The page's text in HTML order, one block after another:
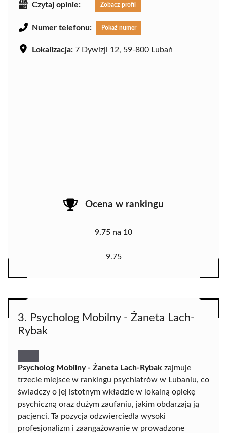
Czytaj opinie: Zobacz profil
Numer telefonu: Pokaż numer
Lokalizacja: 7 Dywizji 12, 59-800 Lubań
Ocena w rankingu
9.75 na 10
9.75
3. Psycholog Mobilny - Żaneta Lach-
Rybak
Psycholog Mobilny - Żaneta Lach-Rybak zajmuje
trzecie miejsce w rankingu psychiatrów w Lubaniu, co
świadczy o jej istotnym wkładzie w lokalną opiekę
psychiczną oraz dużym zaufaniu, jakim obdarzają ją
pacjenci. Ta pozycja odzwierciedla wysoki
profesjonalizm i zaangażowanie w prowadzone